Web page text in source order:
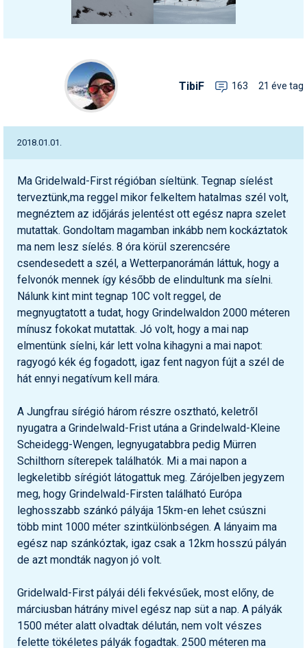
TibiF 163 21 éve tag
2018.01.01.
Ma Gridelwald-First régióban síeltünk. Tegnap síelést
terveztünk,ma reggel mikor felkeltem hatalmas szél volt,
megnéztem az időjárás jelentést ott egész napra szelet
mutattak. Gondoltam magamban inkább nem kockáztatok
ma nem lesz síelés. 8 óra körül szerencsére
csendesedett a szél, a Wetterpanorámán láttuk, hogy a
felvonók mennek így később de elindultunk ma síelni.
Nálunk kint mint tegnap 10C volt reggel, de
megnyugtatott a tudat, hogy Grindelwaldon 2000 méteren
mínusz fokokat mutattak. Jó volt, hogy a mai nap
elmentünk síelni, kár lett volna kihagyni a mai napot:
ragyogó kék ég fogadott, igaz fent nagyon fújt a szél de
hát ennyi negatívum kell mára.
A Jungfrau sírégió három részre osztható, keletről
nyugatra a Grindelwald-Frist utána a Grindelwald-Kleine
Scheidegg-Wengen, legnyugatabbra pedig Mürren
Schilthorn síterepek találhatók. Mi a mai napon a
legkeletibb sírégiót látogattuk meg. Zárójelben jegyzem
meg, hogy Grindelwald-Firsten található Európa
leghosszabb szánkó pályája 15km-en lehet csúszni
több mint 1000 méter szintkülönbségen. A lányaim ma
egész nap szánkóztak, igaz csak a 12km hosszú pályán
de azt mondták nagyon jó volt.
Gridelwald-First pályái déli fekvésűek, most előny, de
márciusban hátrány mivel egész nap süt a nap. A pályák
1500 méter alatt olvadtak délután, nem volt vészes
felette tökéletes pályák fogadtak. 2500 méteren ma